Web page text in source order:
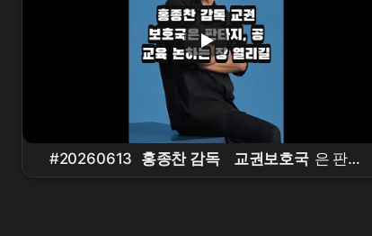
#20260613 홍종찬 감독 교권보호국 은 판타
지, 공교육 논하는 장 열리길 #연예 #뉴스쇼츠 #핵